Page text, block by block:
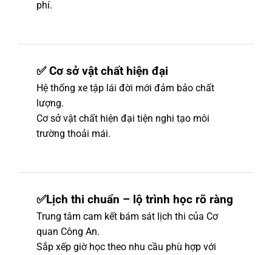
phí.
✅ Cơ sở vật chất hiện đại
Hệ thống xe tập lái đời mới đảm bảo chất
lượng.
Cơ sở vật chất hiện đại tiện nghi tạo môi
trường thoải mái.
✅Lịch thi chuẩn – lộ trình học rõ ràng
Trung tâm cam kết bám sát lịch thi của Cơ
quan Công An.
Sắp xếp giờ học theo nhu cầu phù hợp với